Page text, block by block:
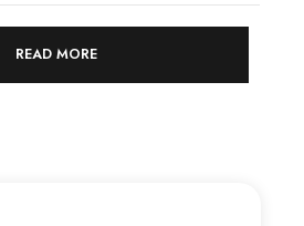
READ MORE